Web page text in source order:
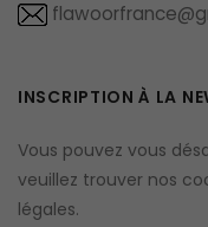
INSCRIPTION À LA
Vous pouvez vous
veuillez trouver nos
légales.